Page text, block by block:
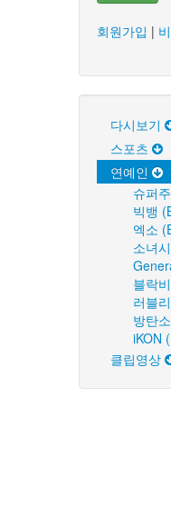
회원가입 |
다시보기
스포츠
연예인
슈퍼
빅뱅
엑소
소녀
블락
러블
방탄
iKON
클립영상